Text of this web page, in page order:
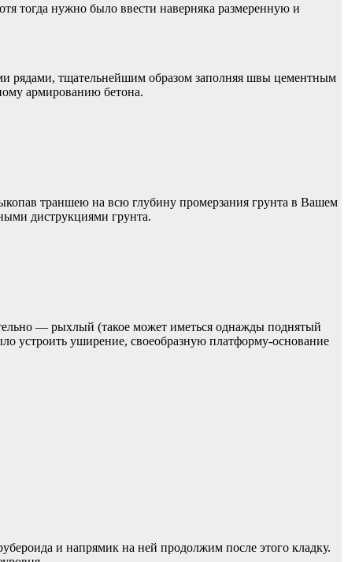
тогда нужно было ввести наверняка размеренную и
рядами, тщательнейшим образом заполняя швы цементным
армированию бетона.
траншею на всю глубину промерзания грунта в Вашем
диструкциями грунта.
— рыхлый (такое может иметься однажды поднятый
устроить уширение, своеобразную платформу-основание
и напрямик на ней продолжим после этого кладку.